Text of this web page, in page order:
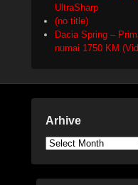
UltraSharp
(no title)
Dacia Spring –
numai 1750 KM
Arhive
Arhive